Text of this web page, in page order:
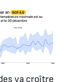
va croître